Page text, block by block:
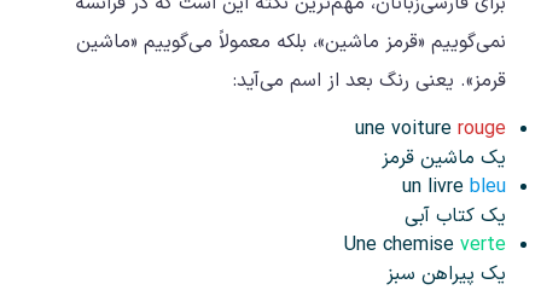
نمی‌گوییم «قرمز ماشین»، بلکه معمولاً می‌گوییم «ماشین
قرمز». یعنی رنگ بعد از اسم می‌آید:
une voiture rouge
یک ماشین قرمز
un livre bleu
یک کتاب آبی
Une chemise verte
یک پیراهن سبز